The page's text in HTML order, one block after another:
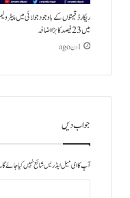
ریکارڈ قیمتوں کے باوجود جولائی میں
میں 23 فیصد کا بڑا اضافہ
1 دن ago
جواب دیں
آپ کا ای میل ایڈریس شائع نہیں کیا جائے